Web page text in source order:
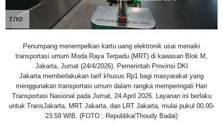
7/10
Penumpang menempelkan kartu uang elektronik usai menaiki
transportasi umum Moda Raya Terpadu (MRT) di kawasan Blok M,
Jakarta, Jumat (24/4/2026). Pemerintah Provinsi DKI
Jakarta memberlakukan tarif khusus Rp1 bagi masyarakat yang
menggunakan transportasi umum dalam rangka memperingati Hari
Transportasi Nasional pada Jumat, 24 April 2026. Layanan ini berlaku
untuk TransJakarta, MRT Jakarta, dan LRT Jakarta, mulai pukul 00.00-
23.59 WIB. (FOTO : Republika/Thoudy Badai)